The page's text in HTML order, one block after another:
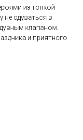
из тонкой
сдуваться в
клапаном.
и приятного